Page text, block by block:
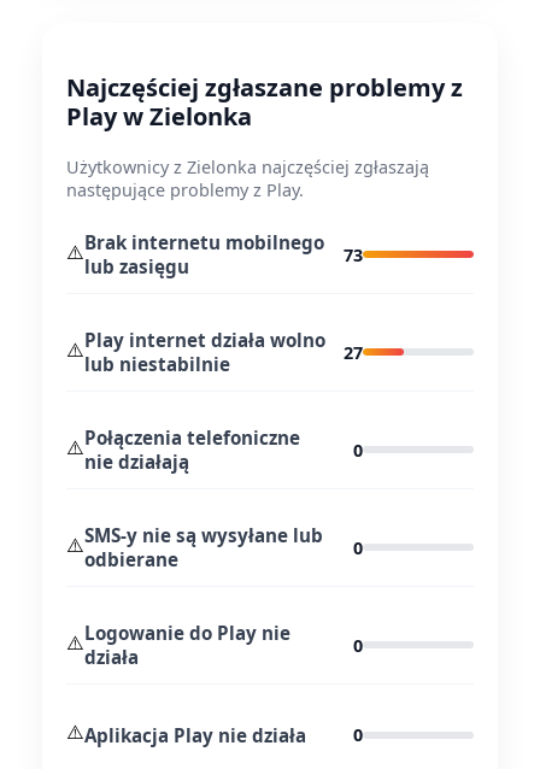
Najczęściej zgłaszane problemy z
Play w Zielonka
Użytkownicy z Zielonka najczęściej zgłaszają
następujące problemy z Play.
⚠️Brak internetu mobilnego
lub zasięgu
73
⚠️Play internet działa wolno
lub niestabilnie
27
⚠️Połączenia telefoniczne
nie działają
0
⚠️SMS-y nie są wysyłane lub
odbierane
0
⚠️Logowanie do Play nie
działa
0
⚠️Aplikacja Play nie działa 0